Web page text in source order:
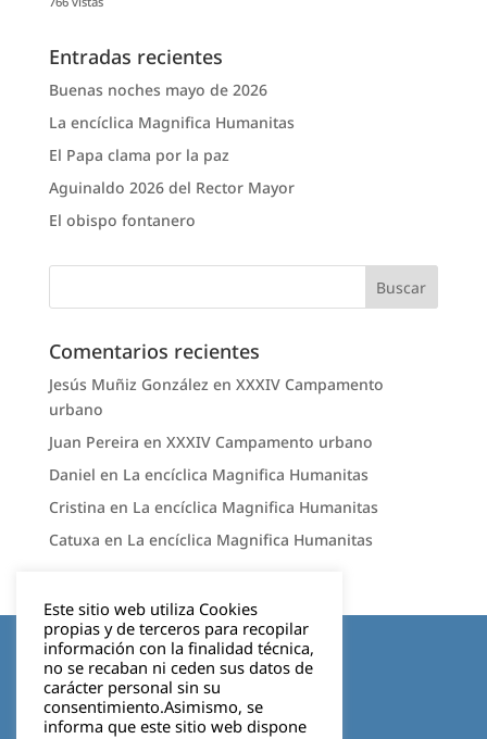
Entradas recientes
Buenas noches mayo de 2026
La encíclica Magnifica Humanitas
El Papa clama por la paz
Aguinaldo 2026 del Rector Mayor
El obispo fontanero
Comentarios recientes
Jesús Muñiz González en XXXIV Campamento
urbano
Juan Pereira en XXXIV Campamento urbano
Daniel en La encíclica Magnifica Humanitas
Cristina en La encíclica Magnifica Humanitas
Catuxa en La encíclica Magnifica Humanitas
Aviso legal
Política de privacidad
Este sitio web utiliza Cookies
propias y de terceros para recopilar
información con la finalidad técnica,
no se recaban ni ceden sus datos de
carácter personal sin su
consentimiento.Asimismo, se
informa que este sitio web dispone